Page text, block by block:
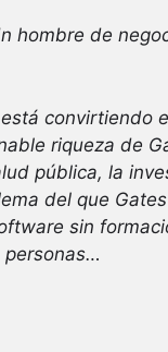
hombre de
convirtiendo
riqueza de
pública, la
del que
sin
personas…